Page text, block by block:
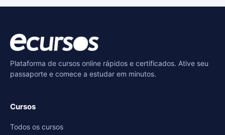
Plataforma de cursos online rápidos e certificados. Ative seu
passaporte e comece a estudar em minutos.
Cursos
Todos os cursos